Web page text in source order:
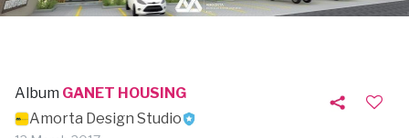
Album GANET HOUSING
Amorta Design Studio